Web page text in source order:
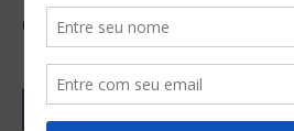
de litros
12/04/2017